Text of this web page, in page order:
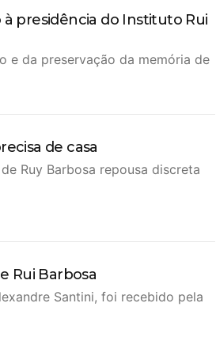
presidência do Instituto Rui
e da preservação da memória de
de casa
Ruy Barbosa repousa discreta
Rui Barbosa
Santini, foi recebido pela